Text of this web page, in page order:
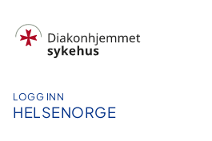
innhold
LOGG INN
HELSENORGE